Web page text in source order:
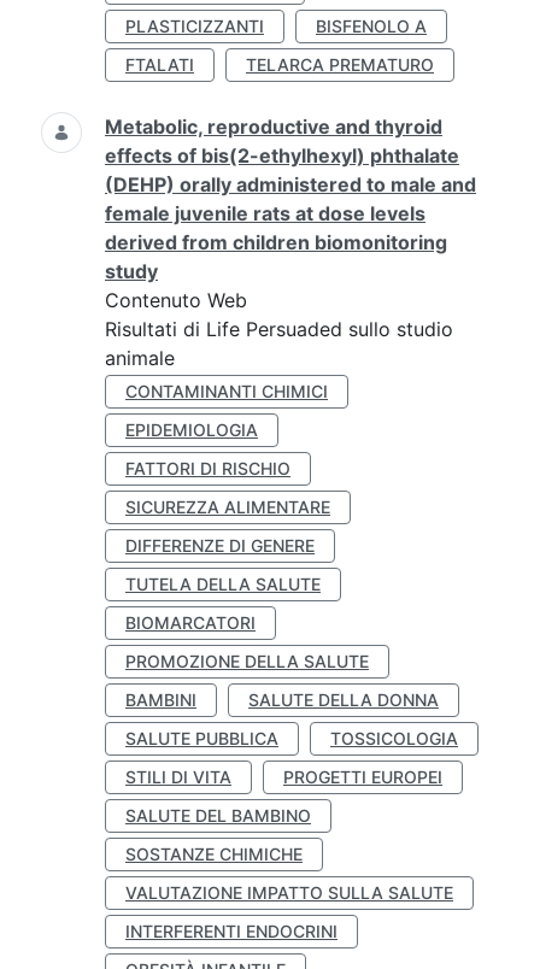
PLASTICIZZANTI
BISFENOLO A
FTALATI
TELARCA PREMATURO
Metabolic, reproductive and thyroid
effects of bis(2-ethylhexyl) phthalate
(DEHP) orally administered to male and
female juvenile rats at dose levels
derived from children biomonitoring
study
Contenuto Web
Risultati di Life Persuaded sullo studio
animale
CONTAMINANTI CHIMICI
EPIDEMIOLOGIA
FATTORI DI RISCHIO
SICUREZZA ALIMENTARE
DIFFERENZE DI GENERE
TUTELA DELLA SALUTE
BIOMARCATORI
PROMOZIONE DELLA SALUTE
BAMBINI
SALUTE DELLA DONNA
SALUTE PUBBLICA
TOSSICOLOGIA
STILI DI VITA
PROGETTI EUROPEI
SALUTE DEL BAMBINO
SOSTANZE CHIMICHE
VALUTAZIONE IMPATTO SULLA SALUTE
INTERFERENTI ENDOCRINI